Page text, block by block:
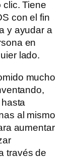
Tiene
con el fin
y ayudar a
en
lado.
mucho
al mismo
aumentar
través de